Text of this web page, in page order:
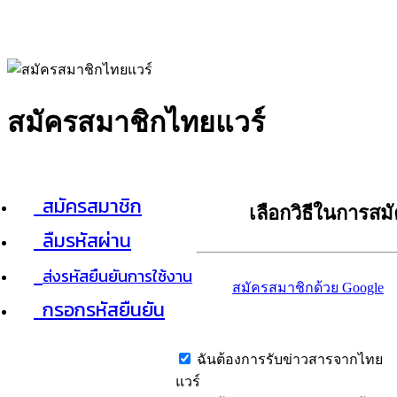
สมัครสมาชิกไทยแวร์
สมัครสมาชิก
ลืมรหัสผ่าน
ส่งรหัสยืนยันการใช้งาน
กรอกรหัสยืนยัน
เลือกวิธีในการส
สมัครสมาชิกด้วย Google
ฉันต้องการรับข่าวสารจากไทย
แวร์